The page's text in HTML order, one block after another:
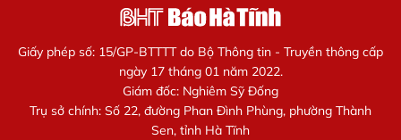
Giấy phép số: 15/GP-BTTTT do Bộ Thông tin - Truyền thông cấp
ngày 17 tháng 01 năm 2022.
Giám đốc: Nghiêm Sỹ Đống
Trụ sở chính: Số 22, đường Phan Đình Phùng, phường Thành
Sen, tỉnh Hà Tĩnh